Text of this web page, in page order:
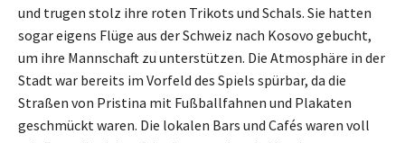
und trugen stolz ihre roten Trikots und Schals. Sie hatten
sogar eigens Flüge aus der Schweiz nach Kosovo gebucht,
um ihre Mannschaft zu unterstützen. Die Atmosphäre in der
Stadt war bereits im Vorfeld des Spiels spürbar, da die
Straßen von Pristina mit Fußballfahnen und Plakaten
geschmückt waren. Die lokalen Bars und Cafés waren voll